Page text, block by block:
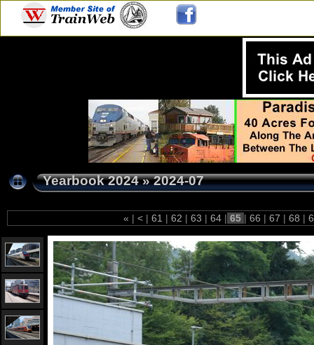
Yearbook 2024»2024-07
« | < | 61 | 62 | 63 | 64 | 65 | 66 | 67 | 68 |